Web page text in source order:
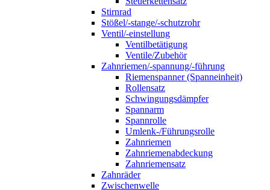
Stirnrad
Stößel/-stange/-schutzrohr
Ventil/-einstellung
Ventilbetätigung
Ventile/Zubehör
Zahnriemen/-spannung/-führung
Riemenspanner (Spanneinheit)
Rollensatz
Schwingungsdämpfer
Spannarm
Spannrolle
Umlenk-/Führungsrolle
Zahnriemen
Zahnriemenabdeckung
Zahnriemensatz
Zahnräder
Zwischenwelle